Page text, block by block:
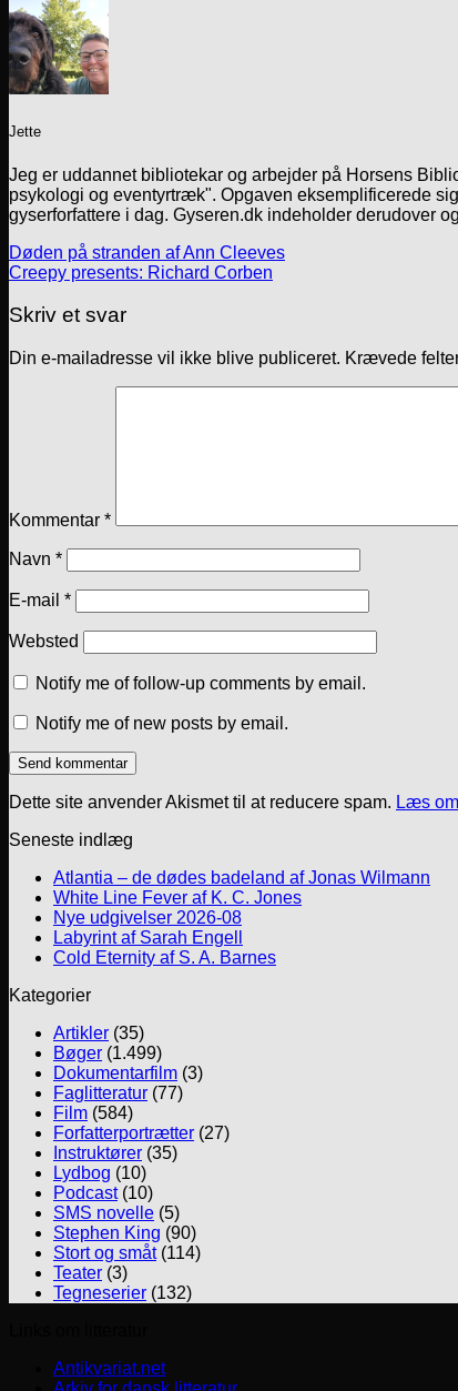
Jette
Jeg er uddannet bibliotekar og arbejder på Horsens
psykologi og eventyrtræk". Opgaven eksemplificerede
gyserforfattere i dag. Gyseren.dk indeholder derudover
Døden på stranden af Ann Cleeves
Creepy presents: Richard Corben
Skriv et svar
Din e-mailadresse vil ikke blive publiceret. Krævede
Kommentar *
Navn *
E-mail *
Websted
Notify me of follow-up comments by email.
Notify me of new posts by email.
Dette site anvender Akismet til at reducere spam. Læs
Seneste indlæg
Atlantia – de dødes badeland af Jonas Wilmann
White Line Fever af K. C. Jones
Nye udgivelser 2026-08
Labyrint af Sarah Engell
Cold Eternity af S. A. Barnes
Kategorier
Artikler (35)
Bøger (1.499)
Dokumentarfilm (3)
Faglitteratur (77)
Film (584)
Forfatterportrætter (27)
Instruktører (35)
Lydbog (10)
Podcast(10)
SMS novelle (5)
Stephen King (90)
Stort og småt(114)
Teater (3)
Tegneserier (132)
Antikvariat.net